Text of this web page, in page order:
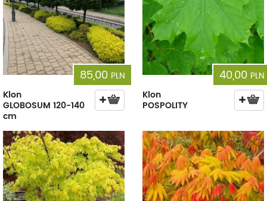
85,00 PLN
Klon
GLOBOSUM 120-140
cm
40,00 PLN
Klon
POSPOLITY